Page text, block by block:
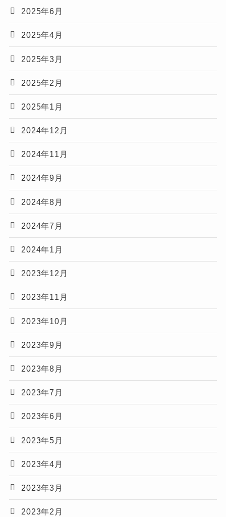
2025年6月
2025年4月
2025年3月
2025年2月
2025年1月
2024年12月
2024年11月
2024年9月
2024年8月
2024年7月
2024年1月
2023年12月
2023年11月
2023年10月
2023年9月
2023年8月
2023年7月
2023年6月
2023年5月
2023年4月
2023年3月
2023年2月